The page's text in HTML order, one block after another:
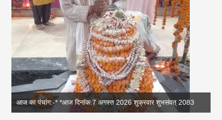
आज का पंचांग:-* *आज दिनांक:7 अगस्त 2026 शुक्रवार शुभसंवत् 2083